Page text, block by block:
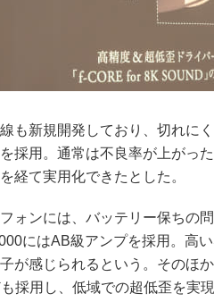
も新規開発しており、切れに
採用。通常は不良率が上がっ
経て実用化できたとした。
ォンには、バッテリー保ちの
にはAB級アンプを採用。高
が感じられるという。そのほ
採用し、低域での超低歪を実